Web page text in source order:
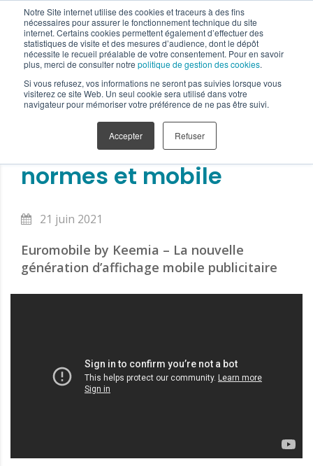
Notre Site internet utilise des cookies et traceurs à des fins
nécessaires pour assurer le fonctionnement technique du site
internet. Certains cookies permettent également d’effectuer des
statistiques de visite et des mesures d’audience, dont le dépôt
nécessite le recueil préalable de votre consentement. Pour en savoir
plus, merci de consulter notre politique de gestion des cookies.
Si vous refusez, vos informations ne seront pas suivies lorsque vous
visiterez ce site Web. Un seul cookie sera utilisé dans votre
navigateur pour mémoriser votre préférence de ne pas être suivi.
Accepter Refuser
Marseille Blog et actualités
normes et mobile
L’affichage hors-
normes et mobile
21 juin 2021
Euromobile by Keemia – La nouvelle
génération d’affichage mobile publicitaire